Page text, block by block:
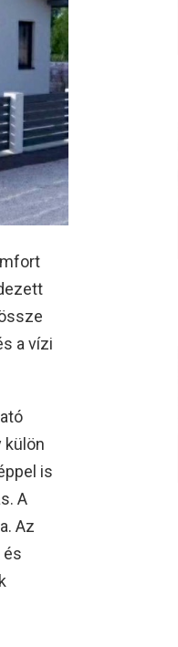
a vízi
külön
is
A
Az
és